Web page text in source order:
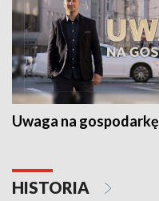
Uwaga na gospodarkę
HISTORIA